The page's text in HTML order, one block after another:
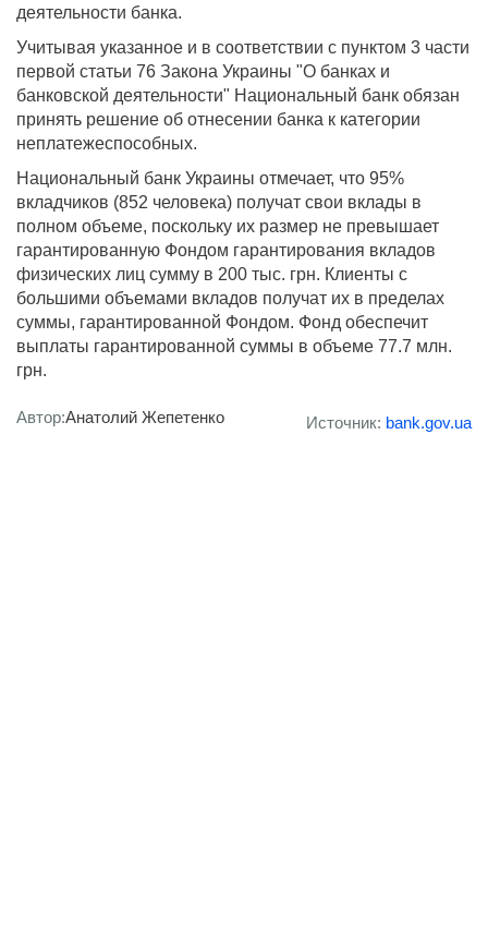
деятельности банка.
Учитывая указанное и в соответствии с пунктом 3 части
первой статьи 76 Закона Украины "О банках и
банковской деятельности" Национальный банк обязан
принять решение об отнесении банка к категории
неплатежеспособных.
Национальный банк Украины отмечает, что 95%
вкладчиков (852 человека) получат свои вклады в
полном объеме, поскольку их размер не превышает
гарантированную Фондом гарантирования вкладов
физических лиц сумму в 200 тыс. грн. Клиенты с
большими объемами вкладов получат их в пределах
суммы, гарантированной Фондом. Фонд обеспечит
выплаты гарантированной суммы в объеме 77.7 млн.
грн.
Автор:Анатолий Жепетенко Источник: bank.gov.ua